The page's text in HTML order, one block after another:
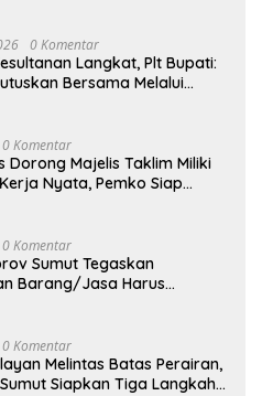
0 Komentar
Langkat, Plt Bupati:
Bersama Melalui
0 Komentar
Dorong Majelis Taklim Miliki
Nyata, Pemko Siap
0 Komentar
Sumut Tegaskan
Barang/Jasa Harus
0 Komentar
Melintas Batas Perairan,
Siapkan Tiga Langkah